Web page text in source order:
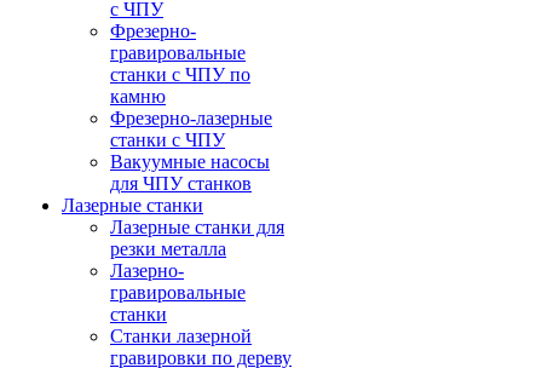
с ЧПУ
Фрезерно-
гравировальные
станки с ЧПУ по
камню
Фрезерно-лазерные
станки с ЧПУ
Вакуумные насосы
для ЧПУ станков
Лазерные станки
Лазерные станки для
резки металла
Лазерно-
гравировальные
станки
Станки лазерной
гравировки по дереву